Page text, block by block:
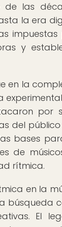
las
la era
y
en la
por
del
bases
de
rítmica.
en la
búsqueda
El